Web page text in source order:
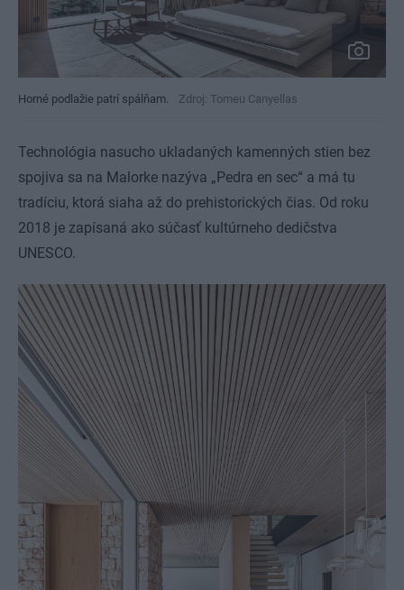
Horné podlažie patrí spálňam. Zdroj: Tomeu Canyellas
Technológia nasucho ukladaných kamenných stien bez
spojiva sa na Malorke nazýva „Pedra en sec“ a má tu
tradíciu, ktorá siaha až do prehistorických čias. Od roku
2018 je zapísaná ako súčasť kultúrneho dedičstva
UNESCO.